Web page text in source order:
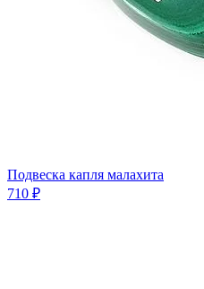
Подвеска капля малахита
710 ₽